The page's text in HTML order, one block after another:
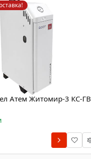
Атем Житомир-3 КС-ГВ